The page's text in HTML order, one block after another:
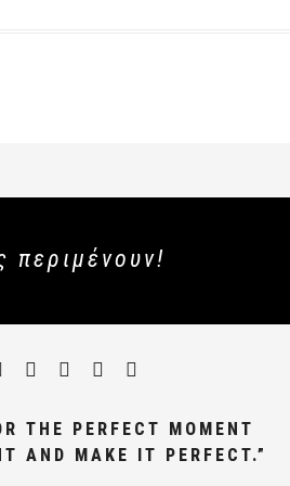
περιμένουν!
THE PERFECT MOMENT
AND MAKE IT PERFECT.”